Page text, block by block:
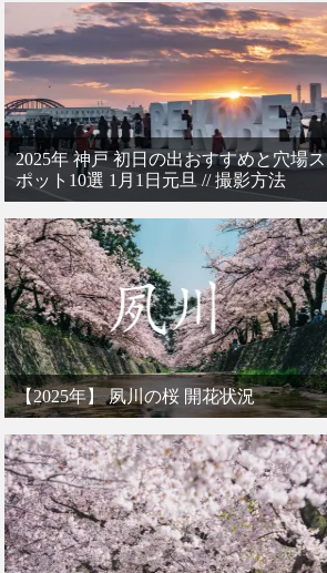
2025年 神戸 初日の出おすすめと穴場ス
ポット10選 1月1日元旦 // 撮影方法
【2025年】 夙川の桜 開花状況